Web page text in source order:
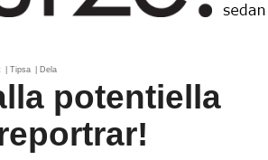
Tipsa Dela
potentiella